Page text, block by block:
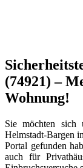
(74921) –
Wohnung!
Sie möchten sich
Helmstadt-Bargen
Portal gefunden
auch für